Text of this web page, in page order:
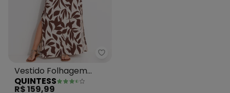
Quintess - Vestido Folhagem
Vestido Folhagem
Marrom em Malha de
QUINTESS
R$ 159,99